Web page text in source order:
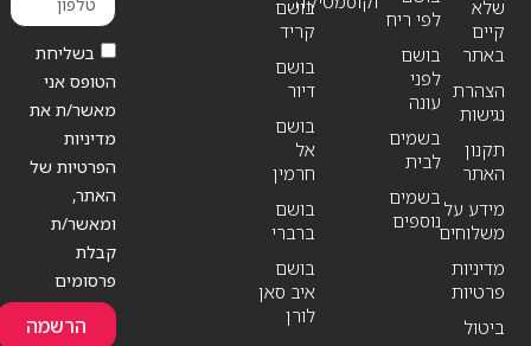
שלא
קיים
באתר
הצהרת
נגישות
תקנון
האתר
מידע על
משלוחים
מדיניות
פרטיות
ביטול
לפי ריח
בושם
לפני
עונה
בשמים
לבית
בשמים
נוספים
בושם
קריד
בושם
דיור
בושם
אל
חרמין
בושם
ברברי
בושם
איב סאן
לורן
בשליחת
הטופס אני
מאשר/ת את
מדיניות
הפרטיות של
האתר,
ומאשר/ת
קבלת
פרסומים
הרשמה